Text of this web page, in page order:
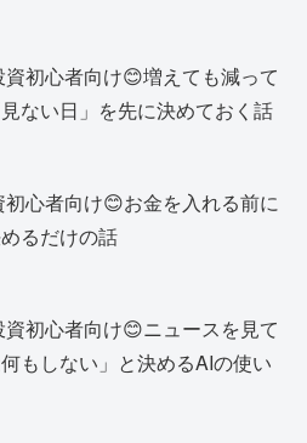
資初心者向け😊増えても減って
ない日」を先に決めておく話
初心者向け😊お金を入れる前に
るだけの話
資初心者向け😊ニュースを見て
もしない」と決めるAIの使い